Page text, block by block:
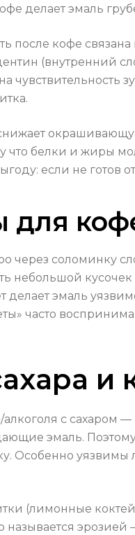
делает эмаль
после кофе
(внутренний
чувствительность
что белки и жиры
если не готов
для
через соломинку
небольшой
делает эмаль
часто
и
с сахаром
эмаль.
Особенно
(лимонные
называется